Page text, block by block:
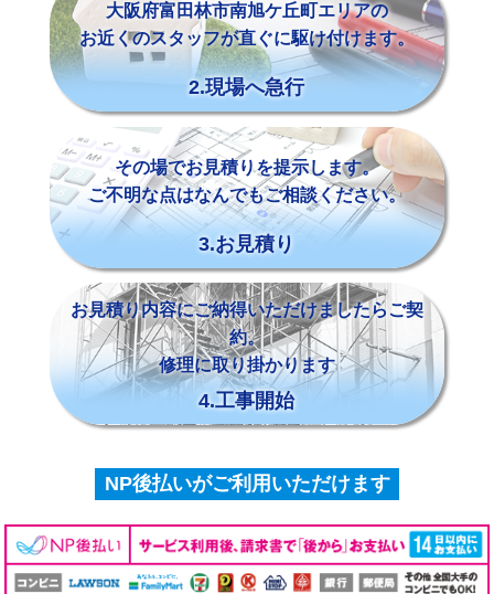
大阪府富田林市南旭ケ丘町エリアの
お近くのスタッフが直ぐに駆け付けます。
2.現場へ急行
その場でお見積りを提示します。
ご不明な点はなんでもご相談ください。
3.お見積り
お見積り内容にご納得いただけましたらご契
約。
修理に取り掛かります
4.工事開始
NP後払いがご利用いただけます